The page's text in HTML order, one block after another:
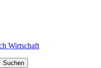
Suchen